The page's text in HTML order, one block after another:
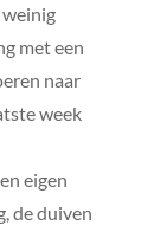
met een
naar
week
eigen
de duiven